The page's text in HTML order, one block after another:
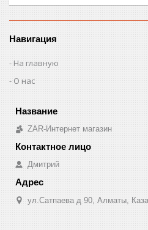
Навигация
На главную
О нас
ZAR-Интернет магазин
Дмитрий
ул.Сатпаева д 90, Алматы,